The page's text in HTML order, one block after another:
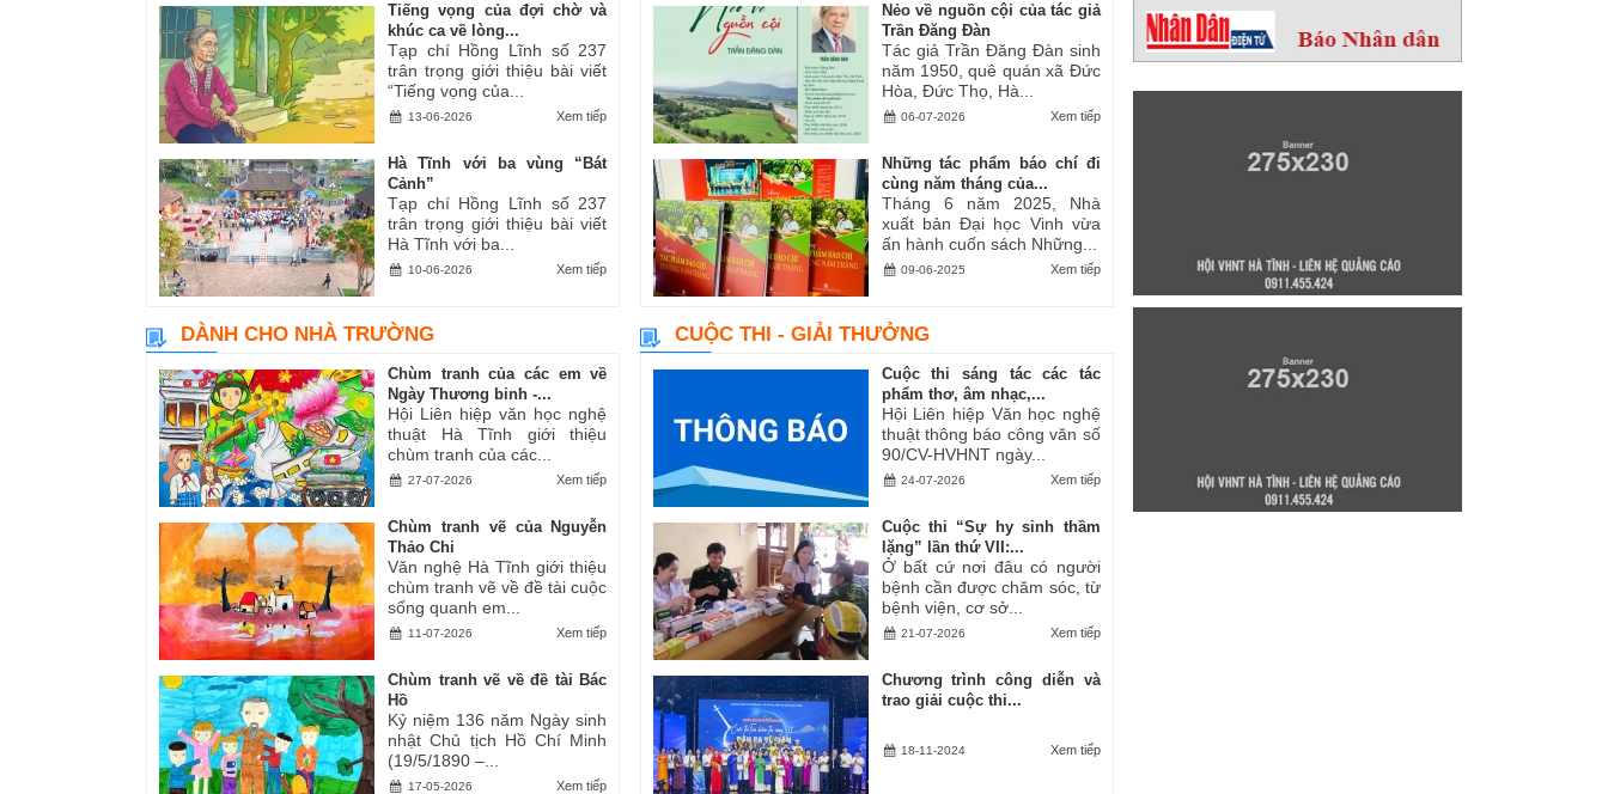
Tiếng vọng của đợi chờ và
khúc ca về lòng...
Tạp chí Hồng Lĩnh số 237
trân trọng giới thiệu bài viết
“Tiếng vọng của...
Xem tiếp
13-06-2026
Hà Tĩnh với ba vùng “Bát
Cảnh”
Tạp chí Hồng Lĩnh số 237
trân trọng giới thiệu bài viết
Hà Tĩnh với ba...
Xem tiếp
10-06-2026
Nẻo về nguồn cội của tác giả
Trần Đăng Đàn
Tác giả Trần Đăng Đàn sinh
năm 1950, quê quán xã Đức
Hòa, Đức Thọ, Hà...
Xem tiếp
06-07-2026
Những tác phẩm báo chí đi
cùng năm tháng của...
Tháng 6 năm 2025, Nhà
xuất bản Đại học Vinh vừa
ấn hành cuốn sách Những...
Xem tiếp
09-06-2025
DÀNH CHO NHÀ TRƯỜNG
Chùm tranh của các em về
Ngày Thương binh -...
Hội Liên hiệp văn học nghệ
thuật Hà Tĩnh giới thiệu
chùm tranh của các...
Xem tiếp
27-07-2026
Chùm tranh vẽ của Nguyễn
Thảo Chi
Văn nghệ Hà Tĩnh giới thiệu
chùm tranh vẽ về đề tài cuộc
sống quanh em...
Xem tiếp
11-07-2026
Chùm tranh vẽ về đề tài Bác
Hồ
Kỷ niệm 136 năm Ngày sinh
nhật Chủ tịch Hồ Chí Minh
(19/5/1890 –...
Xem tiếp
17-05-2026
CUỘC THI - GIẢI THƯỞNG
Cuộc thi sáng tác các tác
phẩm thơ, âm nhạc,...
Hội Liên hiệp Văn học nghệ
thuật thông báo công văn số
90/CV-HVHNT ngày...
Xem tiếp
24-07-2026
Cuộc thi “Sự hy sinh thầm
lặng” lần thứ VII:...
Ở bất cứ nơi đâu có người
bệnh cần được chăm sóc, từ
bệnh viện, cơ sở...
Xem tiếp
21-07-2026
Chương trình công diễn và
trao giải cuộc thi...
Xem tiếp
18-11-2024